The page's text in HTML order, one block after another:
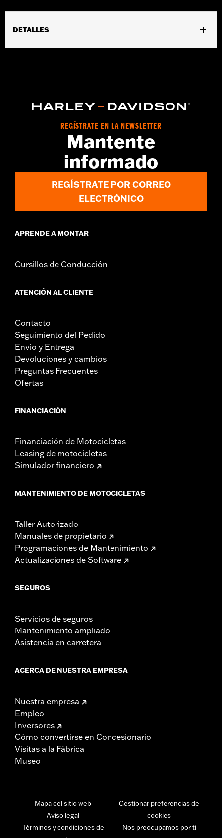
DETALLES
bidireccional en la parte delantera ,Bolsillos con cremallera
,
Garantía limitada de 2 años - Visita
para más detalles
Triple Vent
Importado
REGÍSTRATE EN LA NEWSLETTER
Mantente
informado
REGÍSTRATE POR CORREO
ELECTRÓNICO
APRENDE A MONTAR
Cursillos de Conducción
ATENCIÓN AL CLIENTE
Contacto
Seguimiento del Pedido
Envío y Entrega
Devoluciones y cambios
Preguntas Frecuentes
Ofertas
FINANCIACIÓN
Financiación de Motocicletas
Leasing de motocicletas
Simulador financiero
MANTENIMIENTO DE MOTOCICLETAS
Taller Autorizado
Manuales de propietario
Programaciones de Mantenimiento
Actualizaciones de Software
SEGUROS
Servicios de seguros
Mantenimiento ampliado
Asistencia en carretera
ACERCA DE NUESTRA EMPRESA
Nuestra empresa
Empleo
Inversores
Cómo convertirse en Concesionario
Visitas a la Fábrica
Museo
Mapa del sitio web
Aviso legal
Términos y condiciones de
Gestionar preferencias de
cookies
Nos preocupamos por ti